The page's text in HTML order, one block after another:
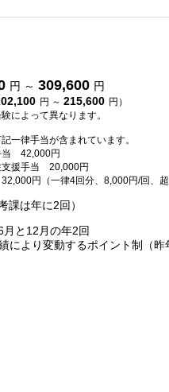
円 ～ 309,600 円
円 ～ 215,600 円）
によって異なります。
一律手当が含まれています。
当 42,000円
支援手当 20,000円
円（一律4回分、8,000円/回、超
考課は年に2回）
6月と12月の年2回
により変動するポイント制（昨